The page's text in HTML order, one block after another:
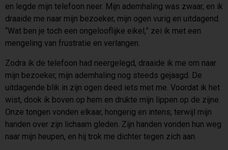
en legde mijn telefoon neer. Mijn ademhaling was zwaar, en ik
draaide me naar mijn bezoeker, mijn ogen vurig en uitdagend.
“Wat ben je toch een ongelooflijke eikel,” zei ik met een
mengeling van frustratie en verlangen.
Zodra ik de telefoon had neergelegd, draaide ik me om naar
mijn bezoeker, mijn ademhaling nog steeds gejaagd. De
uitdagende blik in zijn ogen deed iets met me. Voordat ik het
wist, dook ik boven op hem en drukte mijn lippen op de zijne.
Onze tongen vonden elkaar, hongerig en intens, terwijl mijn
handen over zijn lichaam gleden. Zijn handen vonden hun weg
naar mijn heupen, en hij trok me dichter tegen zich aan.